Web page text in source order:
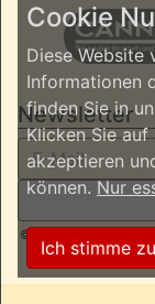
Newsletter
© 2026
Cookie
Diese Website
Informationen
finden Sie in
Klicken Sie
akzeptieren
können.Nur
Ich stimme zu